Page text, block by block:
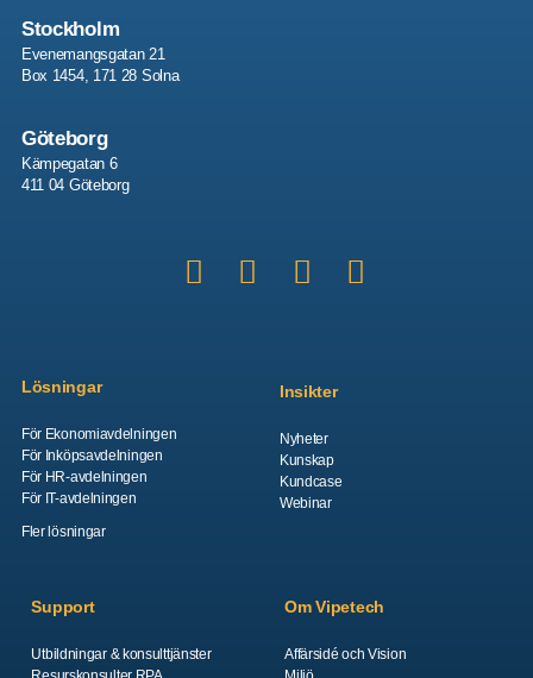
Stockholm
Evenemangsgatan 21
Box 1454, 171 28 Solna
Göteborg
Kämpegatan 6
411 04 Göteborg
Lösningar
För Ekonomiavdelningen
För Inköpsavdelningen
För HR-avdelningen
För IT-avdelningen
Fler lösningar
Insikter
Nyheter
Kunskap
Kundcase
Webinar
Support
Utbildningar & konsulttjänster
Om Vipetech
Affärsidé och Vision